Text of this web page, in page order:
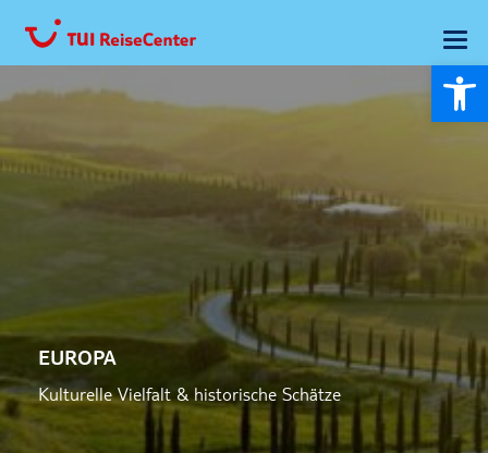
EUROPA
Kulturelle Vielfalt & historische Schätze